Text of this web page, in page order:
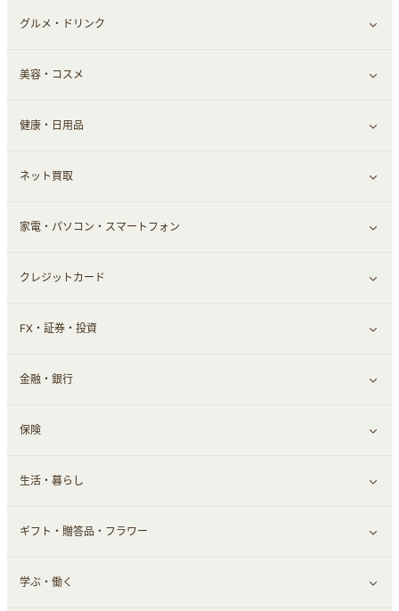
総合通販
すべて見る
ファッション
インナー・下着
スーツ・フォーマル
グルメ・ドリンク
すべて見る
グルメ
お酒
食材宅配
ウォーターサーバー
美容・コスメ
すべて見る
ヘアケア
エステ・サロン
メンズ美容
健康・日用品
すべて見る
スポーツ・フィットネス
日用品・薬局・からだ
ネット買取
すべて見る
ネット買取
家電・パソコン・スマートフォン
すべて見る
家電・パソコン・ソフトウェア
通信・レンタルサーバー
スマホ・携帯電話・SIM
定額制有料コンテンツ
クレジットカード
すべて見る
クレジットカード
FX・証券・投資
すべて見る
証券
仮想通貨
その他投資
金融・銀行
銀行・ネット銀行
キャッシング・ローン
その他金融
保険
すべて見る
保険相談・面談
生活・暮らし
すべて見る
住まい・暮らし
ギフト・贈答品・フラワー
すべて見る
学ぶ・働く